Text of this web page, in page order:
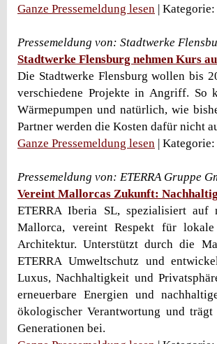
Ganze Pressemeldung lesen | Kategorie:
Pressemeldung von: Stadtwerke
Stadtwerke Flensburg nehmen Kurs
Die Stadtwerke Flensburg wollen bis
verschiedene Projekte in Angriff. So
Wärmepumpen und natürlich, wie
Partner werden die Kosten dafür nicht
Ganze Pressemeldung lesen | Kategorie:
Pressemeldung von: ETERRA Gruppe
Vereint Mallorcas Zukunft:
ETERRA Iberia SL, spezialisiert auf
Mallorca, vereint Respekt für
Architektur. Unterstützt durch die
ETERRA Umweltschutz und
Luxus, Nachhaltigkeit und
erneuerbare Energien und
ökologischer Verantwortung und
Generationen bei.